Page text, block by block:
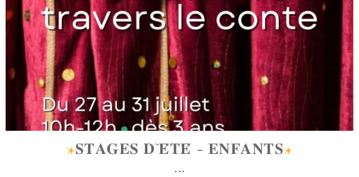
𝐒𝐓𝐀𝐆𝐄𝐒 𝐃`𝐄́𝐓𝐄́ - 𝐄𝐍𝐅𝐀𝐍𝐓𝐒
...